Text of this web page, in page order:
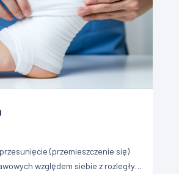
(przemieszczenie się)
względem siebie z rozległym